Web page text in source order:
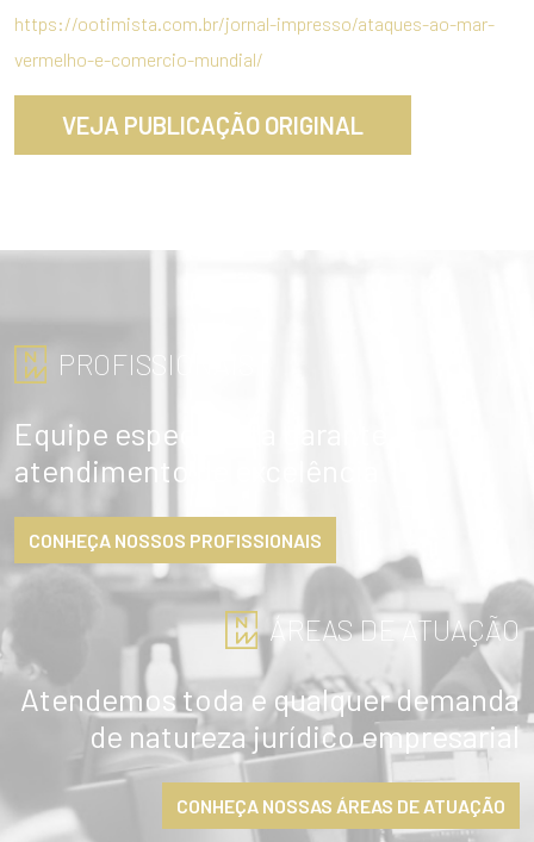
https://ootimista.com.br/jornal-impresso/ataques-ao-mar-
vermelho-e-comercio-mundial/
VEJA PUBLICAÇÃO ORIGINAL
PROFISSIONAIS
Equipe especialista garante
atendimento de excelência
CONHEÇA NOSSOS PROFISSIONAIS
ÁREAS DE ATUAÇÃO
Atendemos toda e qualquer demanda
de natureza jurídico empresarial
CONHEÇA NOSSAS ÁREAS DE ATUAÇÃO